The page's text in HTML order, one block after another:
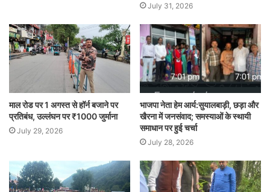
July 31, 2026
माल रोड पर 1 अगस्त से हॉर्न बजाने पर
प्रतिबंध, उल्लंघन पर ₹1000 जुर्माना
July 29, 2026
भाजपा नेता हेम आर्य:सुयालबाड़ी, छड़ा और
खैरना में जनसंवाद; समस्याओं के स्थायी
समाधान पर हुई चर्चा
July 28, 2026